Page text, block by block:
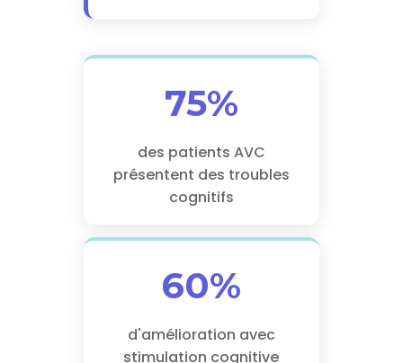
75%
des patients AVC
présentent des troubles
cognitifs
60%
d'amélioration avec
stimulation cognitive